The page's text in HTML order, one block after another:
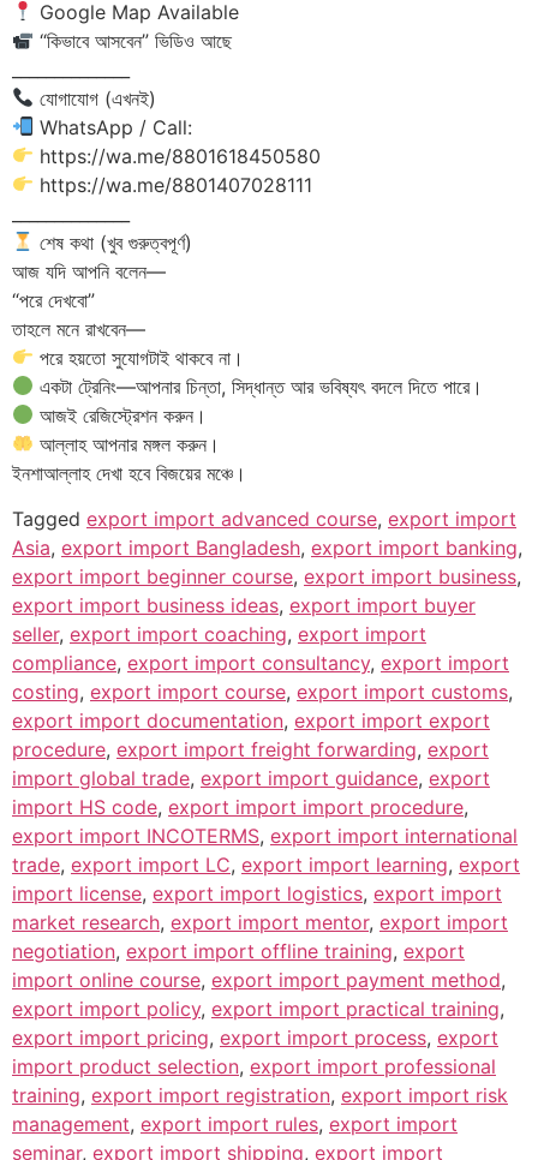
Google Map Available
“কিভাবে আসবেন” ভিডিও আছে
যোগাযোগ (এখনই)
WhatsApp / Call:
https://wa.me/8801618450580
https://wa.me/8801407028111
শেষ কথা (খুব গুরুত্বপূর্ণ)
আজ যদি আপনি বলেন—
“পরে দেখবো”
তাহলে মনে রাখবেন—
পরে হয়তো সুযোগটাই থাকবে না।
একটা ট্রেনিং—আপনার চিন্তা, সিদ্ধান্ত আর ভবিষ্যৎ বদলে দিতে পারে।
আজই রেজিস্ট্রেশন করুন।
আল্লাহ আপনার মঙ্গল করুন।
ইনশাআল্লাহ দেখা হবে বিজয়ের মঞ্চে।
Tagged export import advanced course, export import
Asia, export import Bangladesh, export import banking,
export import beginner course, export import business,
export import business ideas, export import buyer
seller, export import coaching, export import
compliance, export import consultancy, export import
costing, export import course, export import customs,
export import documentation, export import export
procedure, export import freight forwarding, export
import global trade, export import guidance, export
import HS code, export import import procedure,
export import INCOTERMS, export import international
trade, export import LC, export import learning, export
import license, export import logistics, export import
market research, export import mentor, export import
negotiation, export import offline training, export
import online course, export import payment method,
export import policy, export import practical training,
export import pricing, export import process, export
import product selection, export import professional
training, export import registration, export import risk
management, export import rules, export import
seminar, export import shipping, export import